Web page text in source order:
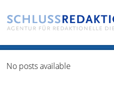
No posts available